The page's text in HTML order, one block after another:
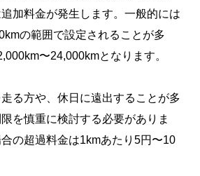
加料金が発生します。一般的には
の範囲で設定されることが多
〜24,000kmとなります。
る方や、休日に遠出することが多
を慎重に検討する必要がありま
の超過料金は1kmあたり5円〜10